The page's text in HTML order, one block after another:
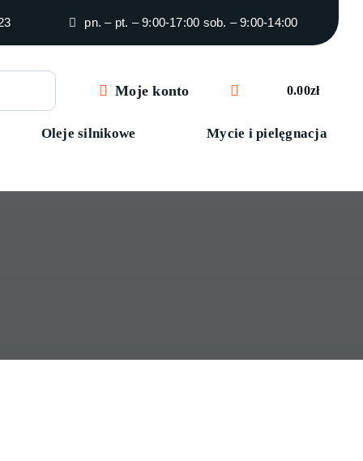
pn. – pt. – 9:00-17:00 sob. – 9:00-14:00
Moje konto 0.00zł
Oleje silnikowe Mycie i pielęgnacja